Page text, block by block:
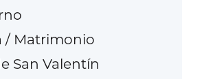
/ Matrimonio
San Valentín